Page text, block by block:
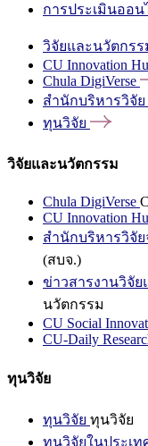
การประเมินออน
วิจัยและนวัตกรร
CU Innovation
Chula DigiVerse
สำนักบริหารวิจัย
ทุนวิจัย
วิจัยและนวัตกรรม
Chula DigiVerse
CU Innovation
สำนักบริหารวิจั
(สบจ.)
ข่าวสารงานวิจั
นวัตกรรม
CU Social
CU-Daily
ทุนวิจัย
ทุนวิจัย ทุนวิจัย
ทุนวิจัยในประเท